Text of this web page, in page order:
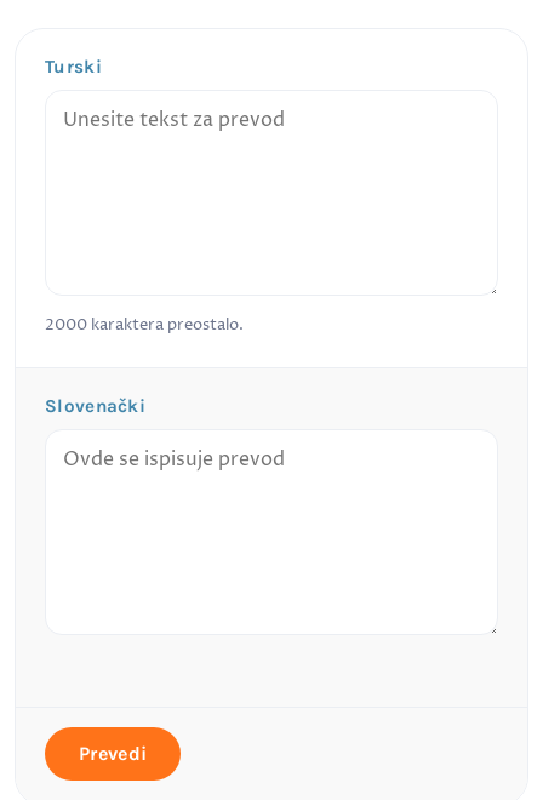
Turski
2000 karaktera preostalo.
Slovenački
Prevedi